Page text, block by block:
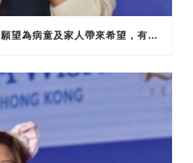
「在絕望的情況下，我們見證願望為病童及家人帶來希望，有時候甚至可以令他們忘記痛苦。有些小朋友的病情較差，但當他們得到願望成真的機會，就馬上變得開心。這亦提供了一個機會讓他們思考之後想做的事，甚至人生目標，繼而積極面對治療。」